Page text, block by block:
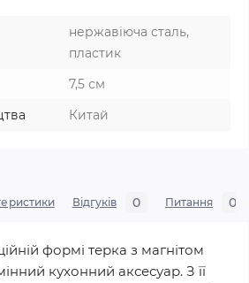
нержавіюча сталь,
пластик
7,5 см
Китай
Відгуків 0 Питання 0
формі терка з магнітом
кухонний аксесуар. З її